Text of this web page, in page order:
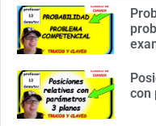
con